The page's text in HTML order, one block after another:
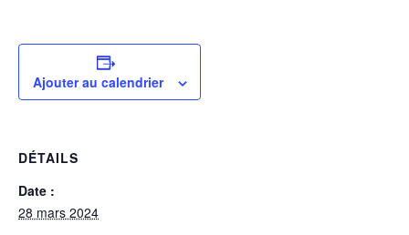
Ajouter au calendrier
DÉTAILS
Date :
28 mars 2024